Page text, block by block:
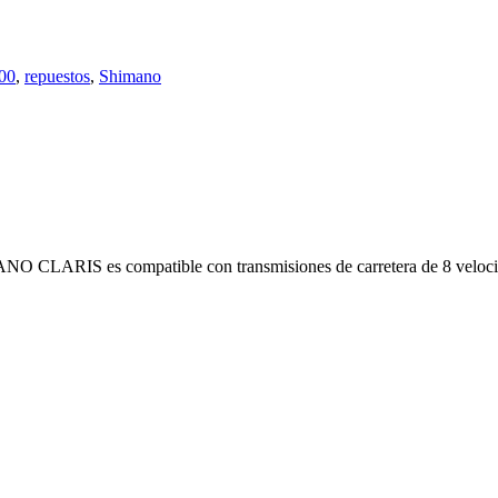
, repuestos, Shimano
CLARIS es compatible con transmisiones de carretera de 8